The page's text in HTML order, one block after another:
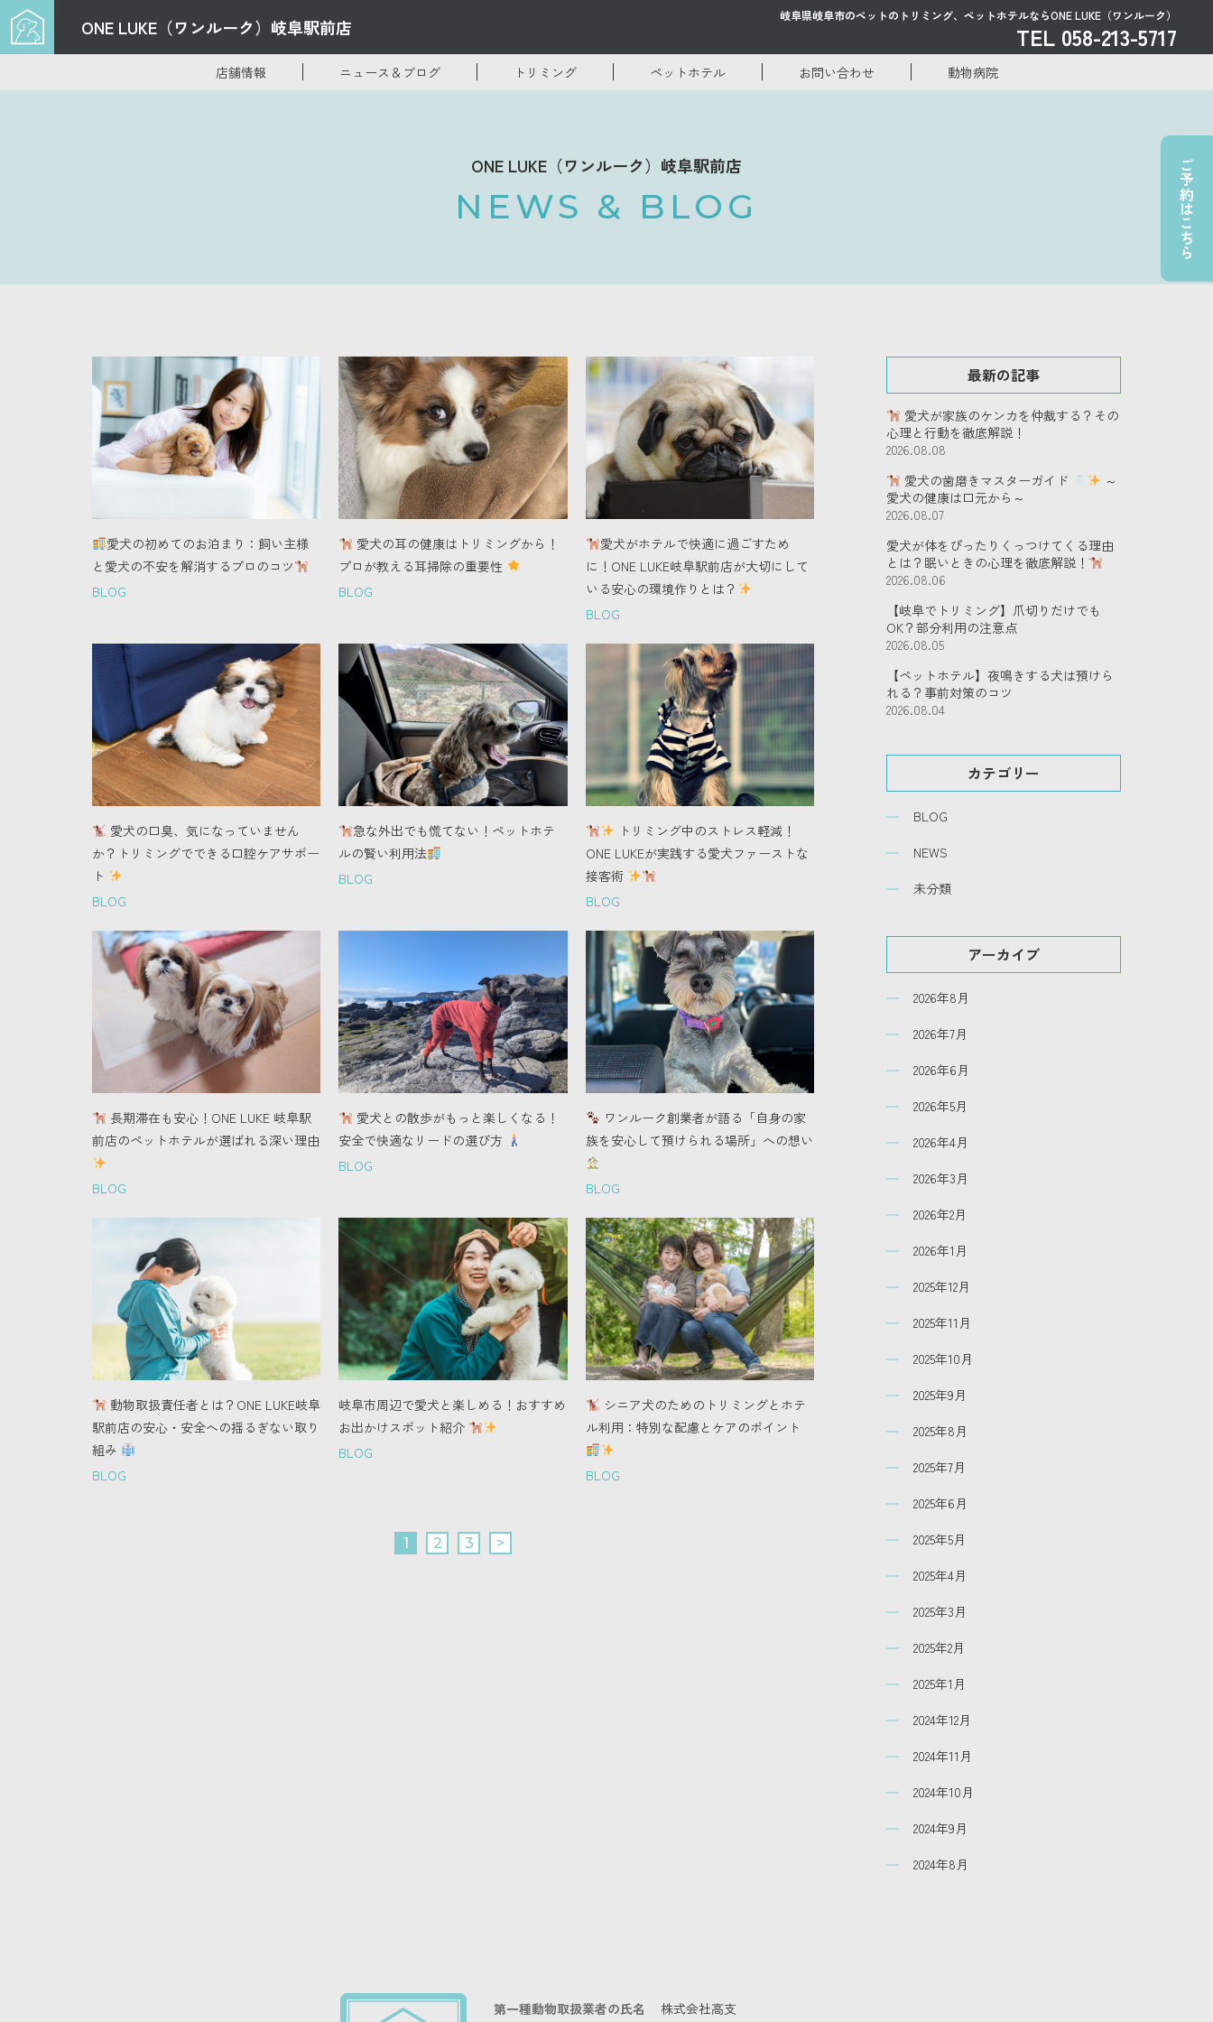
ONE LUKE（ワンルーク） 岐阜駅前店
岐阜県岐阜市のペットのトリミング、 ペットホテルならONE LUKE（ワンルーク）
TEL 058-213-5717
店舗情報 ニュース＆ブログ トリミング ペットホテル お問い合わせ 動物病院
ご予約はこちら
ONE LUKE（ワンルーク）岐阜駅前店
NEWS & BLOG
愛犬の初めてのお泊まり：飼い主様
と愛犬の不安を解消するプロのコツ
BLOG
愛犬の耳の健康はトリミングから！
プロが教える耳掃除の重要性
BLOG
愛犬がホテルで快適に過ごすため
に！ONE LUKE岐阜駅前店が大切にして
いる安心の環境作りとは？
BLOG
愛犬の口臭、気になっていません
か？トリミングでできる口腔ケアサポー
ト
BLOG
急な外出でも慌てない！ペットホテ
ルの賢い利用法
BLOG
トリミング中のストレス軽減！
ONE LUKEが実践する愛犬ファーストな
接客術
BLOG
長期滞在も安心！ONE LUKE 岐阜駅
前店のペットホテルが選ばれる深い理由
BLOG
愛犬との散歩がもっと楽しくなる！
安全で快適なリードの選び方
BLOG
ワンルーク創業者が語る「自身の家
族を安心して預けられる場所」への想い
BLOG
動物取扱責任者とは？ONE LUKE岐阜
駅前店の安心・安全への揺るぎない取り
組み
BLOG
岐阜市周辺で愛犬と楽しめる！おすすめ
お出かけスポット紹介
BLOG
シニア犬のためのトリミングとホテ
ル利用：特別な配慮とケアのポイント
BLOG
1 2 3 >
最新の記事
愛犬が家族のケンカを仲裁する？その
心理と行動を徹底解説！
2026.08.08
愛犬の歯磨きマスターガイド
～
愛犬の健康は口元から～
2026.08.07
愛犬が体をぴったりくっつけてくる理由
とは？眠いときの心理を徹底解説！
2026.08.06
【岐阜でトリミング】爪切りだけでも
OK？部分利用の注意点
2026.08.05
【ペットホテル】夜鳴きする犬は預けら
れる？事前対策のコツ
2026.08.04
カテゴリー
BLOG
NEWS
未分類
アーカイブ
2026年8月
2026年7月
2026年6月
2026年5月
2026年4月
2026年3月
2026年2月
2026年1月
2025年12月
2025年11月
2025年10月
2025年9月
2025年8月
2025年7月
2025年6月
2025年5月
2025年4月
2025年3月
2025年2月
2025年1月
2024年12月
2024年11月
2024年10月
2024年9月
2024年8月
第一種動物取扱業者の氏名
株式会社高支